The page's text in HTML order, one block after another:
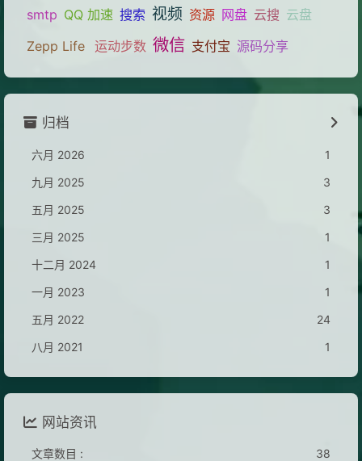
smtp QQ 加速 搜索 视频 资源 网盘 云搜 云盘
Zepp Life 运动步数 微信 支付宝 源码分享
归档
六月 2026
1
九月 2025
3
五月 2025
3
三月 2025
1
十二月 2024
1
一月 2023
1
五月 2022
24
八月 2021
1
网站资讯
文章数目 :
38